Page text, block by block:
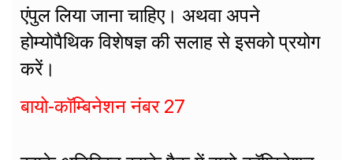
एंपुल लिया जाना चाहिए। अथवा अपने
होम्योपैथिक विशेषज्ञ की सलाह से इसको प्रयोग
करें।
बायो-कॉम्बिनेशन नंबर 27